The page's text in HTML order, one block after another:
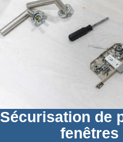
Sécurisation de
fenêtres